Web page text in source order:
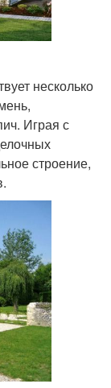
несколько
Играя с
строение,